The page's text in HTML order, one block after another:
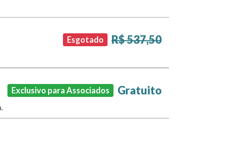
Esgotado R$ 537,50
Exclusivo para Associados Gratuito